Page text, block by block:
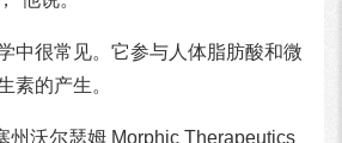
中很常见。它参与人体脂肪酸和微
素的产生。
州沃尔瑟姆 Morphic Therapeutics